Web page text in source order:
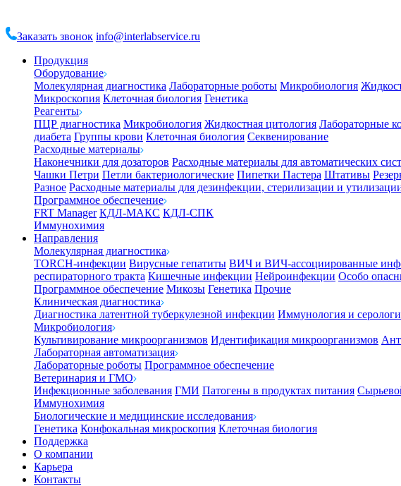
Заказать звонок info@interlabservice.ru
Продукция
Оборудование
Молекулярная диагностика Лабораторные роботы Микробиология
Микроскопия Клеточная биология Генетика
Реагенты
ПЦР диагностика Микробиология Жидкостная цитология Лабораторные
диабета Группы крови Клеточная биология Секвенирование
Расходные материалы
Наконечники для дозаторов Расходные материалы для автоматических
Чашки Петри Петли бактериологические Пипетки Пастера Штативы
Разное Расходные материалы для дезинфекции, стерилизации и
Программное обеспечение
FRT Manager КДЛ-МАКС КДЛ-СПК
Иммунохимия
Направления
Молекулярная диагностика
TORCH-инфекции Вирусные гепатиты ВИЧ и ВИЧ-ассоциированные
респираторного тракта Кишечные инфекции Нейроинфекции Особо
Программное обеспечение Микозы Генетика Прочие
Клиническая диагностика
Диагностика латентной туберкулезной инфекции Иммунология и
Микробиология
Культивирование микроорганизмов Идентификация микроорганизмов
Лабораторная автоматизация
Лабораторные роботы Программное обеспечение
Ветеринария и ГМО
Инфекционные заболевания ГМИ Патогены в продуктах питания
Иммунохимия
Биологические и медицинские исследования
Генетика Конфокальная микроскопия Клеточная биология
Поддержка
О компании
Карьера
Контакты